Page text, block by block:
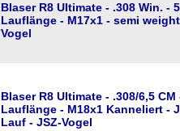
Blaser R8 Ultimate - .308 Win. -
Lauflänge - M17x1 - semi
Vogel
Blaser R8 Ultimate - .308/6,5 CM
Lauflänge - M18x1 Kanneliert -
Lauf - JSZ-Vogel